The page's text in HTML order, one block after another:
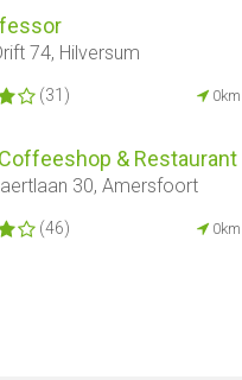
74, Hilversum
(31) 0km
& Restaurant
30, Amersfoort
(46) 0km